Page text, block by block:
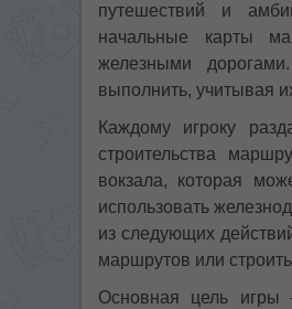
путешествий и
начальные карты
железными
выполнить, учитывая
Каждому игроку
строительства
вокзала, которая
использовать
из следующих
маршрутов или
Основная цель